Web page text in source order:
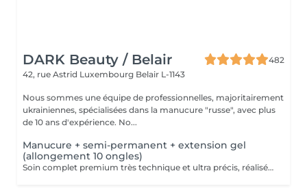
DARK Beauty / Belair
482
42, rue Astrid Luxembourg Belair L-1143
Nous sommes une équipe de professionnelles, majoritairement
ukrainiennes, spécialisées dans la manucure "russe", avec plus
de 10 ans d'expérience. No...
Manucure + semi-permanent + extension gel
(allongement 10 ongles)
Soin complet premium très technique et ultra précis, réalisé principalement à la ponceuse afin d'obtenir un contour d'ongle parfaitement net et une application du vernis au plus près, voire légèrement sous la cuticule. Cette technique permet de retarder visuellement la repousse d'environ 10 jours. Résultat visuel : -Ongles extrêmement soignés, contours nets, forme impeccable -Effet Instagram / photo studio : propre, précis, sans petites peaux apparentes Pendant ce service, nous augmenterons également la longueur de vos ongles en utilisant du gel spécialisé, garantissant un résultat naturel et magnifique. Cette 'EXTENSION' ne nécessite qu'une seule intervention, après quoi les rendez-vous ultérieurs seront désignés comme 'Manucure + vernis semi-permanent + renforcement gel (ongles longs ou cassants)'. -Tenue moyenne : Jusqu'à 4 semaines !!!! Contenu de la prestation : -Dépose de l'ancien vernis semi-permanent et/ou gel (si besoin, déjà inclus dans ce prix/service) -Préparation très minutieuse de la plaque de l'ongle -Elimination des peaux mortes -Façonner et limer les ongles -Traitement délicat des cuticules -Extension et renforcement des ongles en gel -Correction de la forme de l'ongle -Application du vernis semi-permanent -Application d'huile pour cuticules et de crème pour les main Optionnel : -EXTENSION longueur supérieure au 4ème marquage -> +20€ (réservez svp "AVEC décoration complexe" dans ce cas) -Prix par ongle pour décoration jusqu'à 5 ongles (réservez svp "AVEC décoration simple" dans ce cas) +3€ par ongle -Prix pour décoration simple (French, Chrome, Baby Boomer, Cat Eyes, Stickers, Foil) 6-10 ongles -> +20€ -Prix pour décoration complexe (3D, Dessins à la mains, Stamping, French avec Chrome, Baby Boomer avec Chrome, French avec Cat Eyes) 6-10 ongles -> +30€